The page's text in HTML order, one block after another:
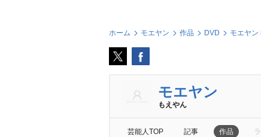
ホーム モエヤン 作品 DVD モエヤン
モエヤン
もえやん
芸能人TOP 記事 作品